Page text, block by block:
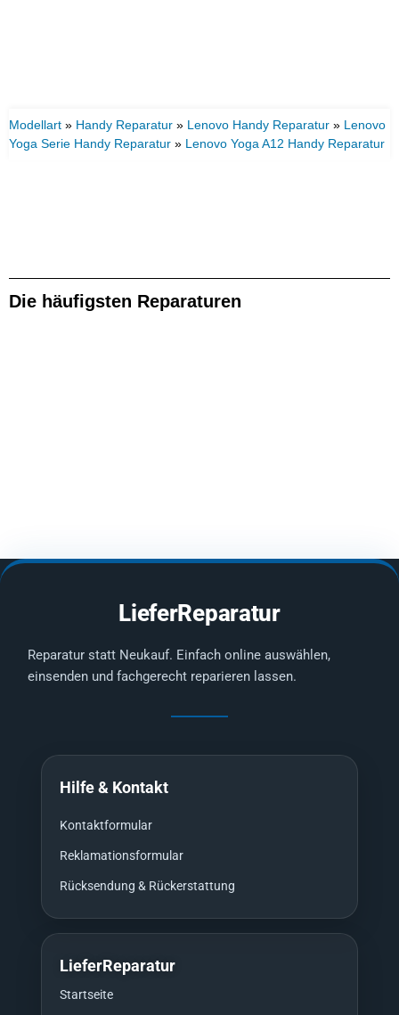
Modellart » Handy Reparatur » Lenovo Handy Reparatur » Lenovo
Yoga Serie Handy Reparatur » Lenovo Yoga A12 Handy Reparatur
Die häufigsten Reparaturen
LieferReparatur
Reparatur statt Neukauf. Einfach online auswählen,
einsenden und fachgerecht reparieren lassen.
Hilfe & Kontakt
Kontaktformular
Reklamationsformular
Rücksendung & Rückerstattung
LieferReparatur
Startseite